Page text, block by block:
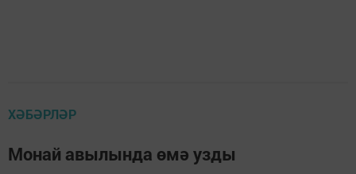
ХӘБӘРЛӘР
Монай авылында өмә узды